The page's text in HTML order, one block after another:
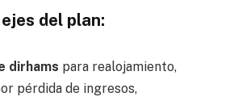
del plan:
dirhams para realojamiento,
pérdida de ingresos,